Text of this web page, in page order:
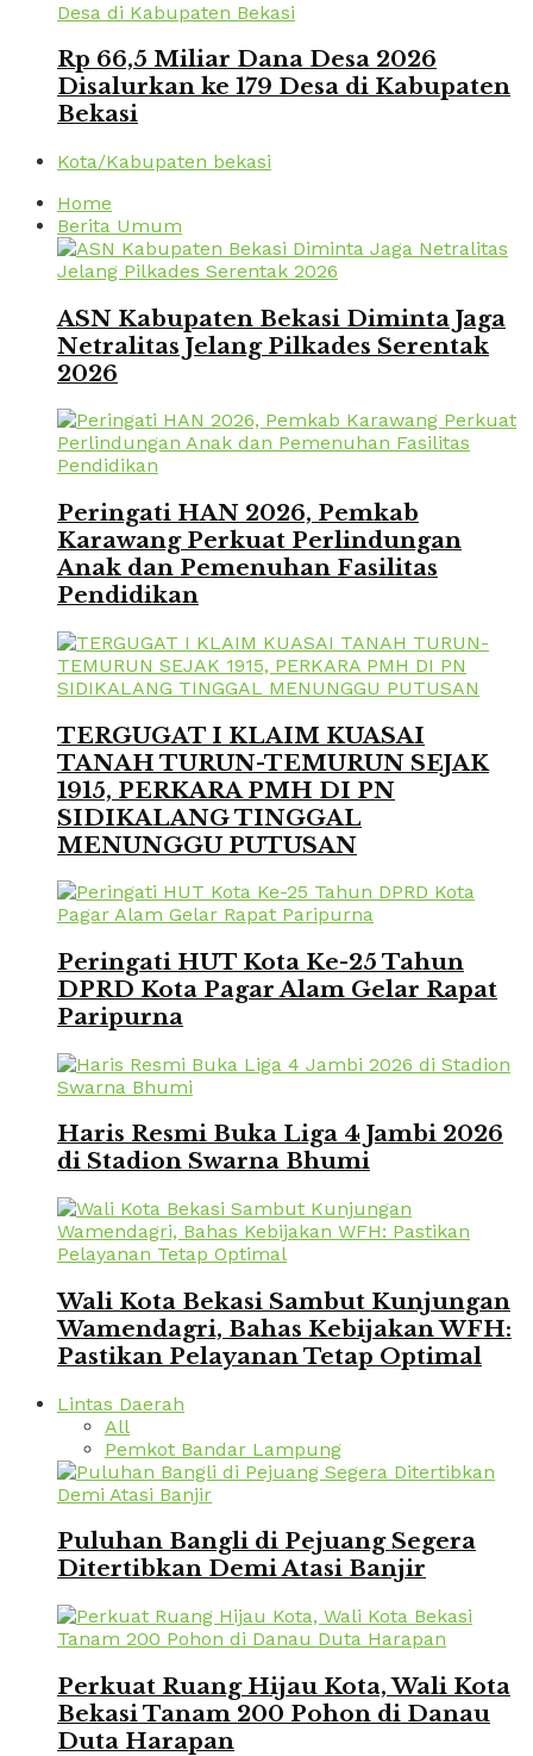
Rp 66,5 Miliar Dana Desa 2026
Disalurkan ke 179 Desa di Kabupaten
Bekasi
Kota/Kabupaten bekasi
Home
Berita Umum
ASN Kabupaten Bekasi Diminta Jaga
Netralitas Jelang Pilkades Serentak
2026
Peringati HAN 2026, Pemkab
Karawang Perkuat Perlindungan
Anak dan Pemenuhan Fasilitas
Pendidikan
TERGUGAT I KLAIM KUASAI
TANAH TURUN-TEMURUN SEJAK
1915, PERKARA PMH DI PN
SIDIKALANG TINGGAL
MENUNGGU PUTUSAN
Peringati HUT Kota Ke-25 Tahun
DPRD Kota Pagar Alam Gelar Rapat
Paripurna
Haris Resmi Buka Liga 4 Jambi 2026
di Stadion Swarna Bhumi
Wali Kota Bekasi Sambut Kunjungan
Wamendagri, Bahas Kebijakan WFH:
Pastikan Pelayanan Tetap Optimal
Lintas Daerah
All
Pemkot Bandar Lampung
Puluhan Bangli di Pejuang Segera
Ditertibkan Demi Atasi Banjir
Perkuat Ruang Hijau Kota, Wali Kota
Bekasi Tanam 200 Pohon di Danau
Duta Harapan